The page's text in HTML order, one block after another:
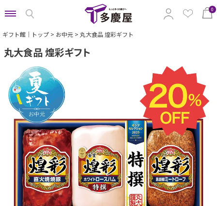
0
特集から選ぶ
予算から選ぶ
カテゴリから選ぶ
贈る相手から選ぶ
ギフト館｜トップ お中元 丸大食品 煌彩ギフト
丸大食品 煌彩ギフト